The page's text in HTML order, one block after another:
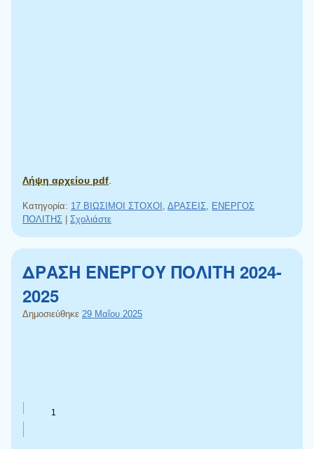
Λήψη αρχείου pdf
Κατηγορία: 17 ΒΙΩΣΙΜΟΙ ΣΤΟΧΟΙ ΔΡΑΣΕΙΣ
ΕΝΕΡΓΟΣ
ΠΟΛΙΤΗΣ
Σχολιάστε
ΔΡΑΣΗ ΕΝΕΡΓΟΥ ΠΟΛΙΤΗ 2024-
2025
Δημοσιεύθηκε 29 Μαΐου 2025